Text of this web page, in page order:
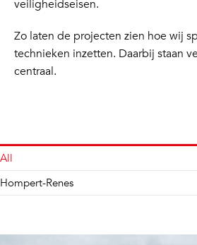
veiligheidseisen.
Zo laten de projecten zien hoe wij
technieken inzetten. Daarbij staan
centraal.
All
Hompert-Renes